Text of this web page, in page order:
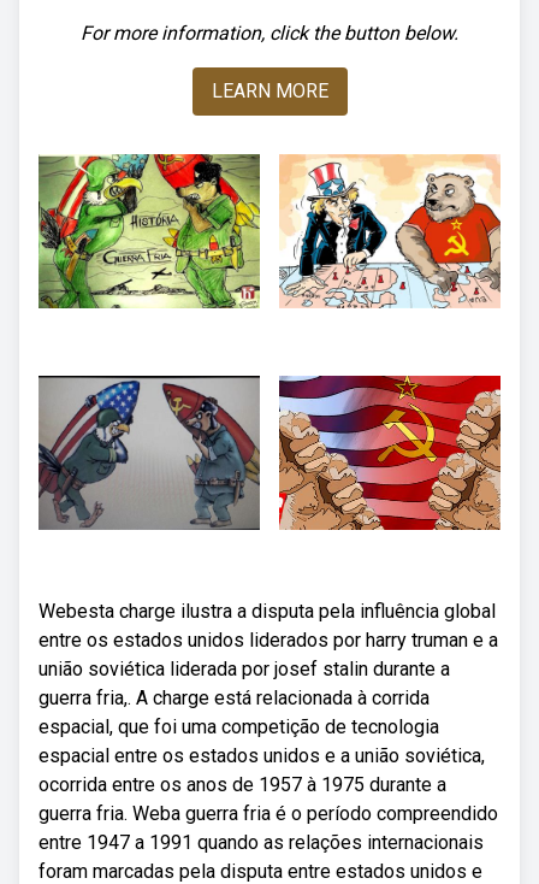
For more information, click the button below.
LEARN MORE
Webesta charge ilustra a disputa pela influência global
entre os estados unidos liderados por harry truman e a
união soviética liderada por josef stalin durante a
guerra fria,. A charge está relacionada à corrida
espacial, que foi uma competição de tecnologia
espacial entre os estados unidos e a união soviética,
ocorrida entre os anos de 1957 à 1975 durante a
guerra fria. Weba guerra fria é o período compreendido
entre 1947 a 1991 quando as relações internacionais
foram marcadas pela disputa entre estados unidos e